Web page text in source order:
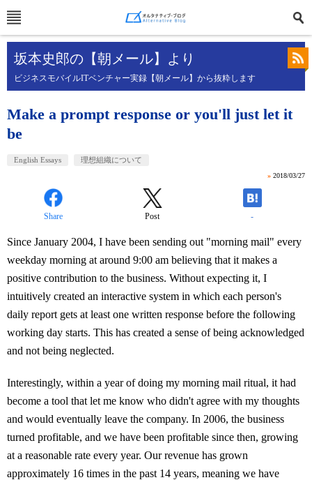
坂本史郎の【朝メール】より
ビジネスモバイルITベンチャー実録【朝メール】から抜粋します
Make a prompt response or you'll just let it
be
English Essays 理想組織について
» 2018/03/27
Share Post -
Since January 2004, I have been sending out "morning mail" every
weekday morning at around 9:00 am believing that it makes a
positive contribution to the business. Without expecting it, I
intuitively created an interactive system in which each person's
daily report gets at least one written response before the following
working day starts. This has created a sense of being acknowledged
and not being neglected.
Interestingly, within a year of doing my morning mail ritual, it had
become a tool that let me know who didn't agree with my thoughts
and would eventually leave the company. In 2006, the business
turned profitable, and we have been profitable since then, growing
at a reasonable rate every year. Our revenue has grown
approximately 16 times in the past 14 years, meaning we have